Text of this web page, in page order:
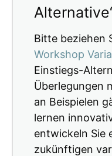
Bitte beziehen
Workshop
Einstiegs-
Überlegungen
an Beispielen
lernen
entwickeln Sie
zukünftigen